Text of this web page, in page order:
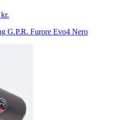
G.P.R. Furore Evo4 Nero